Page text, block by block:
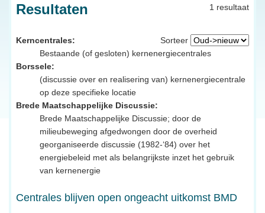
1 resultaat
Resultaten
Sorteer
Kerncentrales:
Bestaande (of gesloten) kernenergiecentrales
Borssele:
(discussie over en realisering van) kernenergiecentrale
op deze specifieke locatie
Brede Maatschappelijke Discussie:
Brede Maatschappelijke Discussie; door de
milieubeweging afgedwongen door de overheid
georganiseerde discussie (1982-‘84) over het
energiebeleid met als belangrijkste inzet het gebruik
van kernenergie
Centrales blijven open ongeacht uitkomst BMD